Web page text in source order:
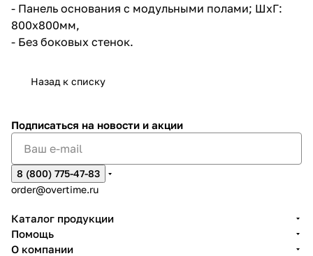
- Панель основания с модульными полами; ШхГ:
800х800мм,
- Без боковых стенок.
Назад к списку
Подписаться на новости и акции
8 (800) 775-47-83
order@overtime.ru
Каталог продукции
Помощь
О компании